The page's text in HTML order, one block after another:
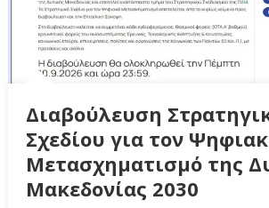
Διαβούλευση
Σχεδίου για τον
Μετασχηματισμό της
Μακεδονίας 2030